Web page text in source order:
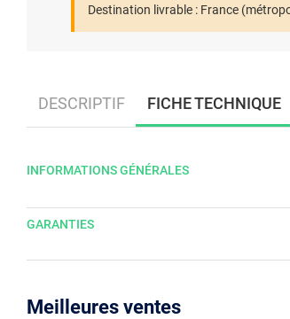
Destination livrable : France
DESCRIPTIF FICHE TECHNIQUE
INFORMATIONS GÉNÉRALES
GARANTIES
Meilleures ventes